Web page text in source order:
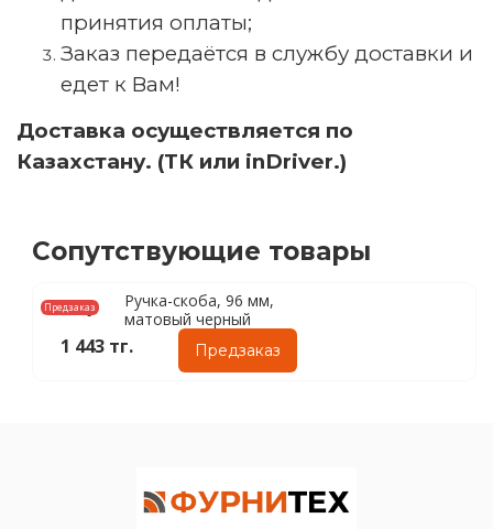
принятия оплаты;
Заказ передаётся в службу доставки и
едет к Вам!
Доставка осуществляется по
Казахстану. (ТК или inDriver.)
Сопутствующие товары
Предзаказ
Ручка-скоба, 96 мм,
матовый черный
1 443 тг. Предзаказ